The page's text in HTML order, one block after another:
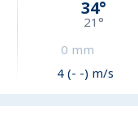
34°
21°
0 mm
4 (- -) m/s